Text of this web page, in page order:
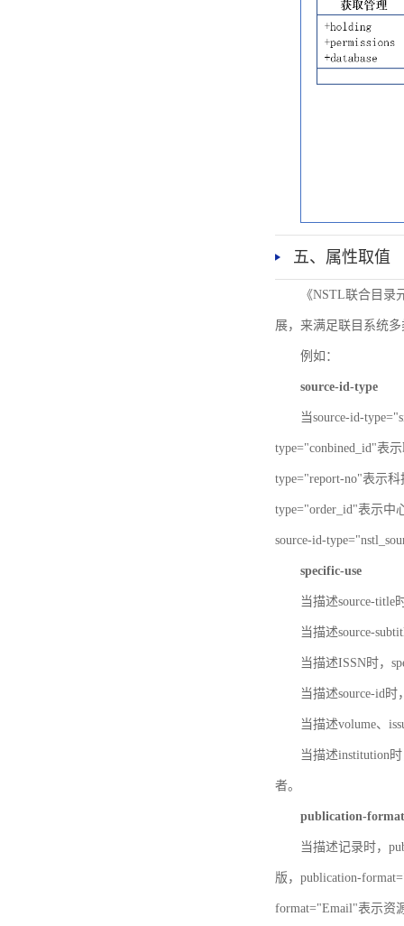
五、属性取值
《NSTL联合目
展，来满足联目系统
例如：
source-id-type
当source-id-
type="conbined_id"表
type="report-no"表示
type="order_id"表示中
source-id-
specific-use
当描述source-title
当描述source-
当描述ISSN时，
当描述source-id
当描述volume、
当描述institution
者。
publication-format
当描述记录时，
版，publication-
format="Email"表示资